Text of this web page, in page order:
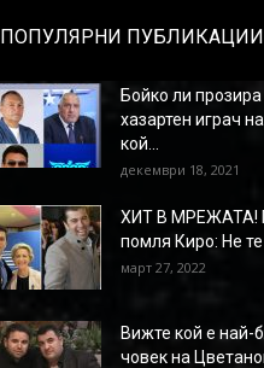
ПОПУЛЯРНИ ПУБЛИКАЦИИ
Бойко ли
хазартен играч
кой...
декември 18, 2021
ХИТ В МРЕЖАТА!
помля Киро: Не те
март 27, 2022
Вижте кой е най-
човек на